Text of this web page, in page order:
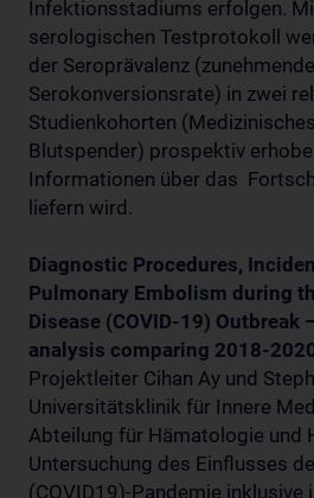
Infektionsstadiums erfolgen.
serologischen Testprotokoll
der Seroprävalenz (zunehmende
Serokonversionsrate) in zwei
Studienkohorten
Blutspender) prospektiv
Informationen über das
liefern wird.
Diagnostic Procedures,
Pulmonary Embolism during
Disease (COVID-19) Outbreak
analysis comparing 2018-
Projektleiter Cihan Ay und
Universitätsklinik für Innere
Abteilung für Hämatologie und
Untersuchung des Einflusses
(COVID19)-Pandemie inklusive